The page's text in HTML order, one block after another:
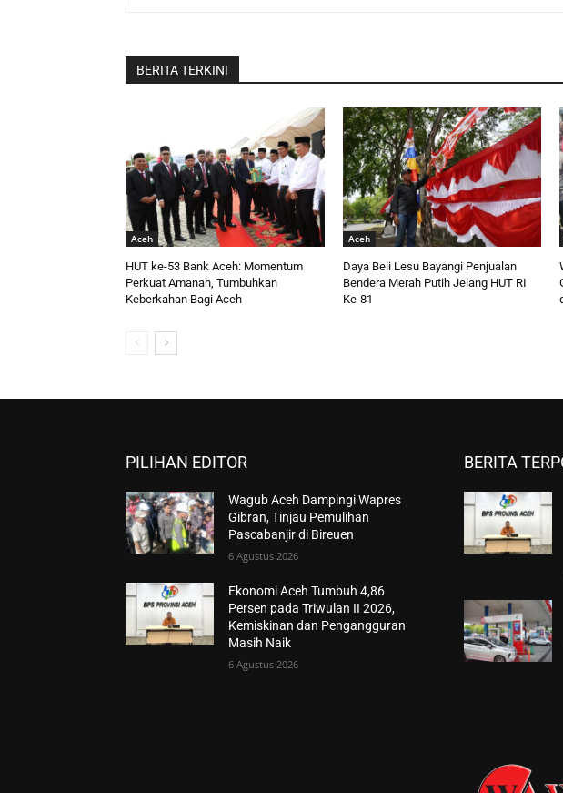
BERITA TERKINI
Aceh
HUT ke-53 Bank Aceh: Momentum
Perkuat Amanah, Tumbuhkan
Keberkahan Bagi Aceh
Aceh
Daya Beli Lesu Bayangi Penjualan
Bendera Merah Putih Jelang HUT RI
Ke-81
PILIHAN EDITOR
Wagub Aceh Dampingi Wapres
Gibran, Tinjau Pemulihan
Pascabanjir di Bireuen
6 Agustus 2026
Ekonomi Aceh Tumbuh 4,86
Persen pada Triwulan II 2026,
Kemiskinan dan Pengangguran
Masih Naik
6 Agustus 2026
BERITA